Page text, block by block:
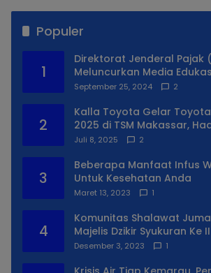
Populer
1
Direktorat Jenderal Pajak
Meluncurkan Media
Simulator Coretax
September 25, 2024 2
2
Kalla Toyota Gelar
2025 di TSM Makassar,
Spesial
Juli 8, 2025 2
3
Beberapa Manfaat Infus
Untuk Kesehatan Anda
Maret 13, 2023 1
4
Komunitas Shalawat
Majelis Dzikir Syukuran Ke II
Desember 3, 2023 1